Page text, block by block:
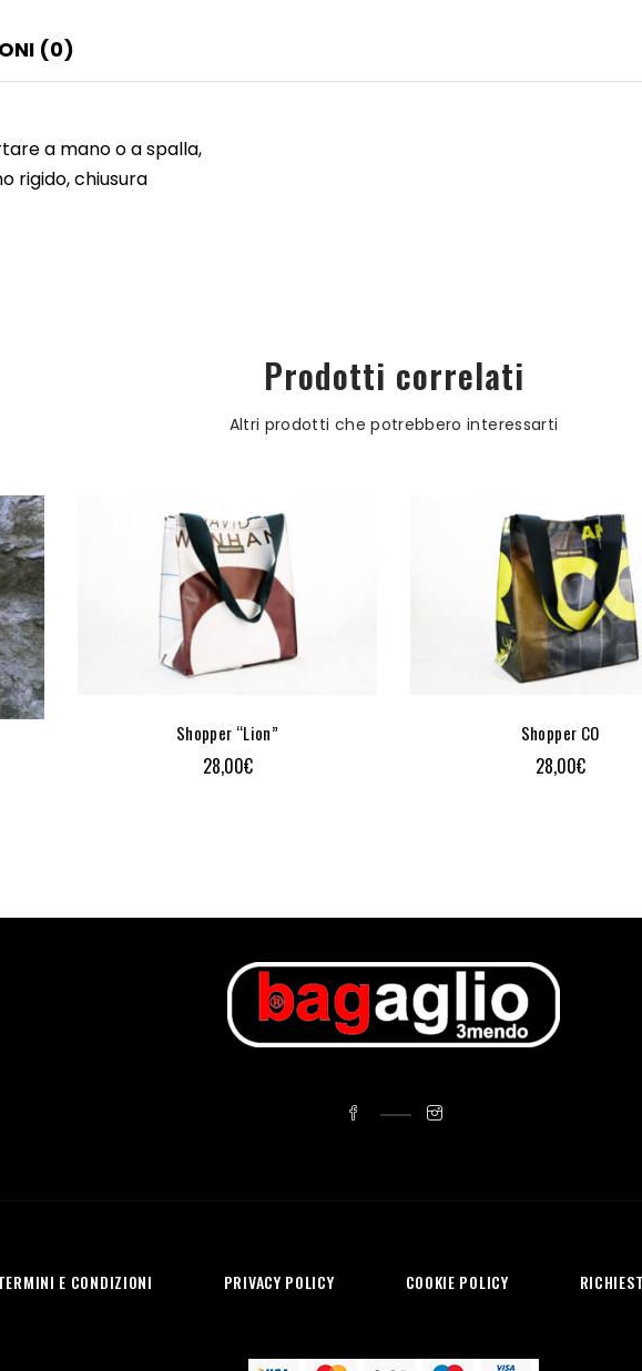
(0)
a mano o a spalla,
rigido, chiusura
Prodotti correlati
Altri prodotti che potrebbero interessarti
Shopper “Lion”
28,00€
Shopper CO
28,00€
E CONDIZIONI PRIVACY POLICY COOKIE POLICY